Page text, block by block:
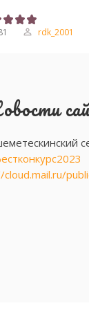
rdk_2001